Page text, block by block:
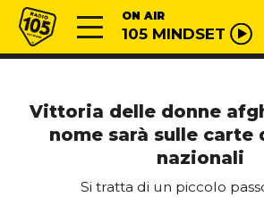
Vai al contenuto
Radio 105 ON AIR
105 MINDSET
Vittoria delle donne
nome sarà sulle carte
nazionali
Si tratta di un piccolo